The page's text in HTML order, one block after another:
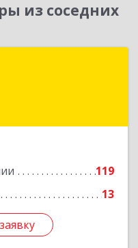
из соседних
119
13
Горячий Ключ г,